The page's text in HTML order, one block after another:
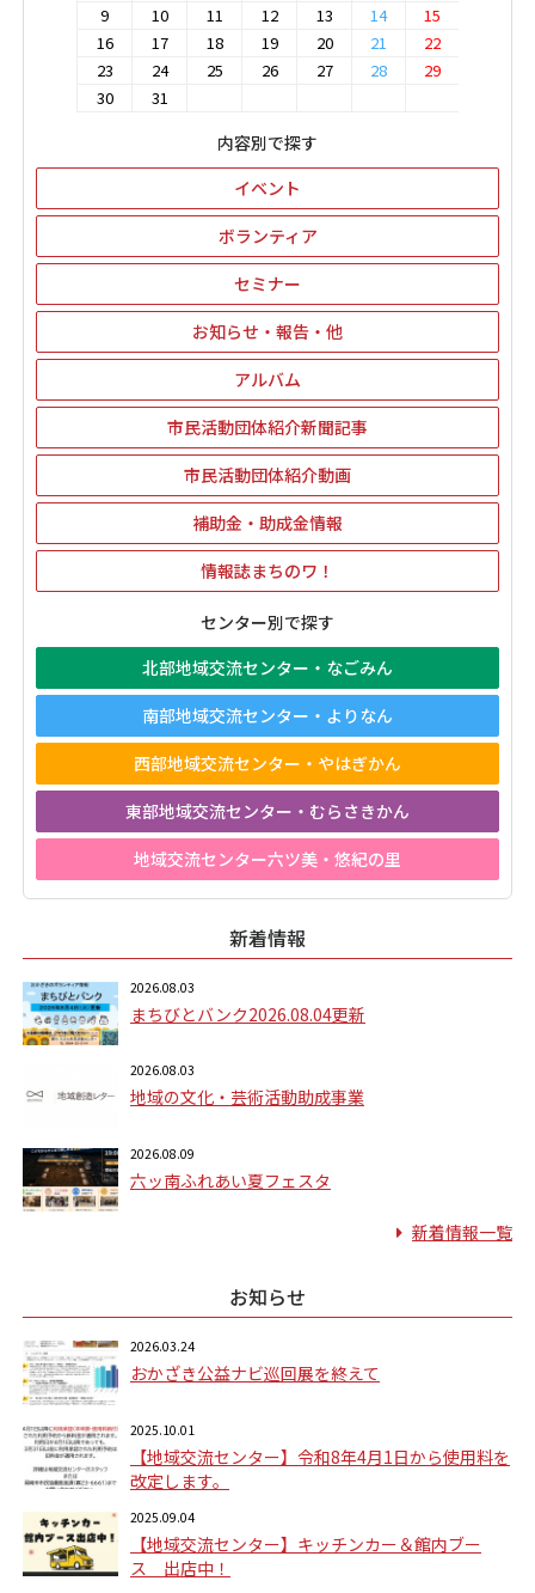
9
10 11 12 13 14
15
16
17 18 19 20 21
22
23
24 25 26 27 28
29
30
31
内容別で探す
イベント
ボランティア
セミナー
お知らせ・報告・他
アルバム
市民活動団体紹介新聞記事
市民活動団体紹介動画
補助金・助成金情報
情報誌まちのワ！
センター別で探す
北部地域交流センター・なごみん
南部地域交流センター・よりなん
西部地域交流センター・やはぎかん
東部地域交流センター・むらさきかん
地域交流センター六ツ美・悠紀の里
新着情報
2026.08.03
まちびとバンク2026.08.04更新
2026.08.03
地域の文化・芸術活動助成事業
2026.08.09
六ッ南ふれあい夏フェスタ
新着情報一覧
お知らせ
2026.03.24
おかざき公益ナビ巡回展を終えて
2025.10.01
【地域交流センター】令和8年4月1日から使用料を
改定します。
2025.09.04
【地域交流センター】キッチンカー＆館内ブー
ス 出店中！